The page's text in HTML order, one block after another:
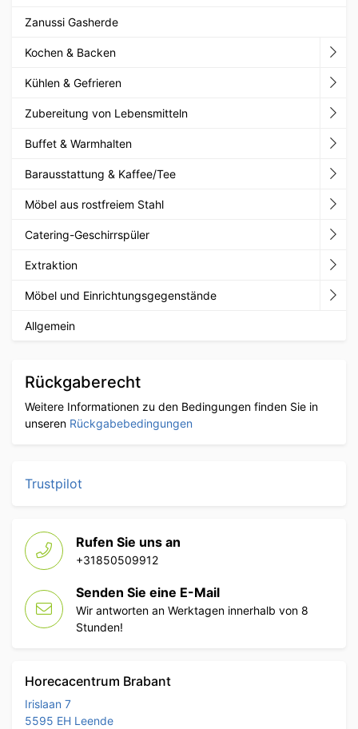
Zanussi Gasherde
Kochen & Backen
Kühlen & Gefrieren
Zubereitung von Lebensmitteln
Buffet & Warmhalten
Barausstattung & Kaffee/Tee
Möbel aus rostfreiem Stahl
Catering-Geschirrspüler
Extraktion
Möbel und Einrichtungsgegenstände
Allgemein
Rückgaberecht
Weitere Informationen zu den Bedingungen finden Sie in
unseren Rückgabebedingungen
Trustpilot
Rufen Sie uns an
+31850509912
Senden Sie eine E-Mail
Wir antworten an Werktagen innerhalb von 8
Stunden!
Horecacentrum Brabant
Irislaan 7
5595 EH Leende